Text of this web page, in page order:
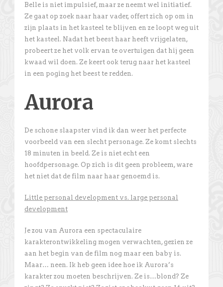
Belle is niet impulsief, maar ze neemt wel initiatief.
Ze gaat op zoek naar haar vader, offert zich op om in
zijn plaats in het kasteel te blijven en ze loopt weg uit
het kasteel. Nadat het beest haar heeft vrijgelaten,
probeert ze het volk ervan te overtuigen dat hij geen
kwaad wil doen. Ze keert ook terug naar het kasteel
in een poging het beest te redden.
Aurora
De schone slaapster vind ik dan weer het perfecte
voorbeeld van een slecht personage. Ze komt slechts
18 minuten in beeld. Ze is niet echt een
hoofdpersonage. Op zich is dit geen probleem, ware
het niet dat de film naar haar genoemd is.
Little personal development vs. large personal
development
Je zou van Aurora een spectaculaire
karakterontwikkeling mogen verwachten, gezien ze
aan het begin van de film nog maar een baby is.
Maar… neen. Ik heb geen idee hoe ik Aurora’s
karakter zou moeten beschrijven. Ze is…blond? Ze